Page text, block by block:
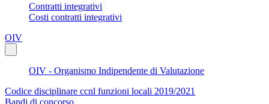
Contratti integrativi
Costi contratti integrativi
OIV
OIV - Organismo Indipendente di Valutazione
Codice disciplinare ccnl funzioni locali 2019/2021
Bandi di concorso